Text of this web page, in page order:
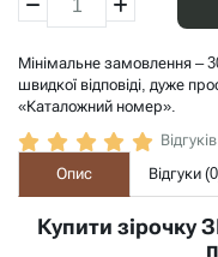
Мінімальне замовлення –
швидкої відповіді, дуже
«Каталожний номер».
Опис
Відгуки (0
Купити зірочку